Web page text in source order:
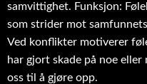
samvittighet. Funksjon:
som strider mot
Ved konflikter motiverer
har gjort skade på noe eller
oss til å gjøre opp.